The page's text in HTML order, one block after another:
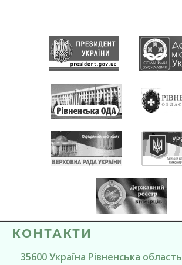
КОНТАКТИ
35600Україна Рівненська область